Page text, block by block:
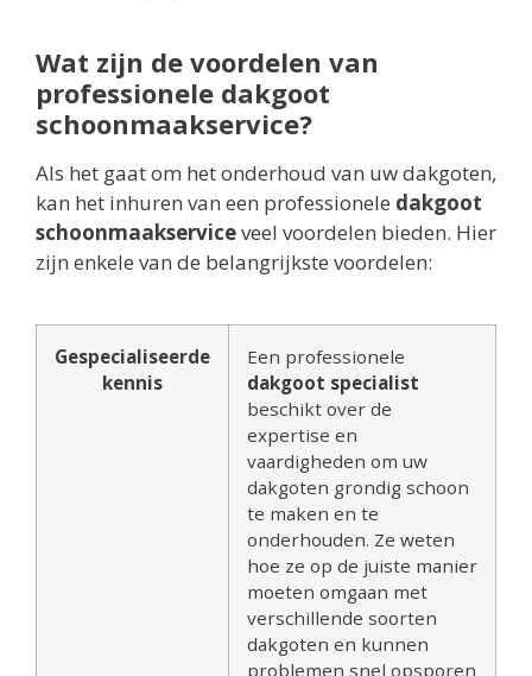
Wat zijn de voordelen van
professionele dakgoot
schoonmaakservice?
Als het gaat om het onderhoud van uw dakgoten,
kan het inhuren van een professionele dakgoot
schoonmaakserviceveel voordelen bieden. Hier
zijn enkele van de belangrijkste voordelen:
Gespecialiseerde
kennis
Een professionele
dakgoot specialist
beschikt over de
expertise en
vaardigheden om uw
dakgoten grondig schoon
te maken en te
onderhouden. Ze weten
hoe ze op de juiste manier
moeten omgaan met
verschillende soorten
dakgoten en kunnen
problemen snel opsporen